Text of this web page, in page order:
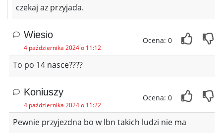
czekaj az przyjada.
Wiesio
4 października 2024 o 11:12
Ocena: 0
To po 14 nasce????
Koniuszy
4 października 2024 o 11:22
Ocena: 0
Pewnie przyjezdna bo w lbn takich ludzi nie ma